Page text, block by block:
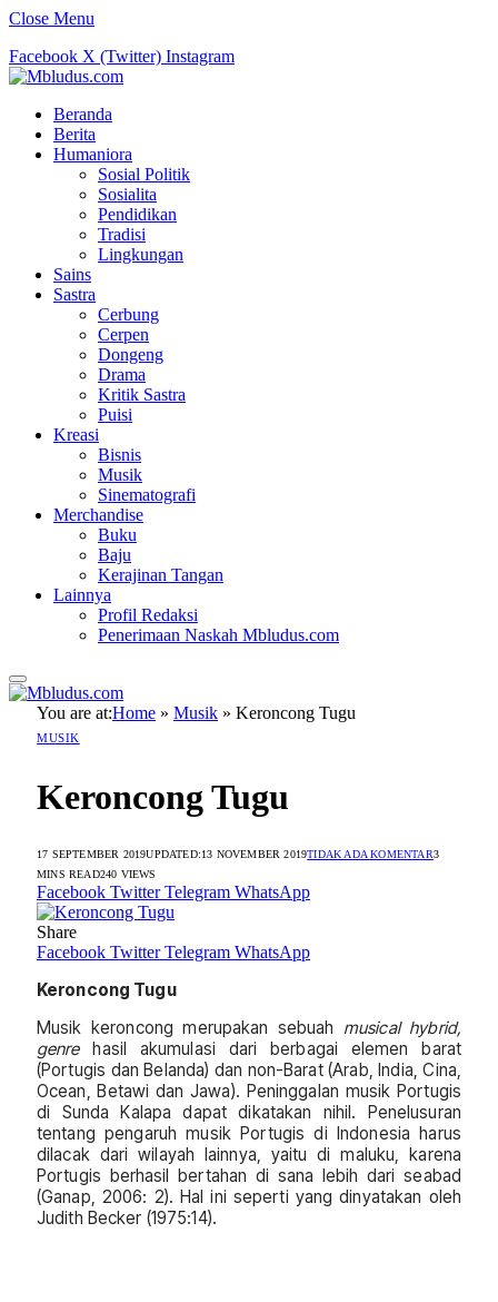
Close Menu
Facebook X (Twitter) Instagram
Beranda
Berita
Humaniora
Sosial Politik
Sosialita
Pendidikan
Tradisi
Lingkungan
Sains
Sastra
Cerbung
Cerpen
Dongeng
Drama
Kritik Sastra
Puisi
Kreasi
Bisnis
Musik
Sinematografi
Merchandise
Buku
Baju
Kerajinan Tangan
Lainnya
Profil Redaksi
Penerimaan Naskah Mbludus.com
You are at:Home » Musik » Keroncong Tugu
MUSIK
Keroncong Tugu
17 SEPTEMBER 2019UPDATED:13 NOVEMBER 2019TIDAK ADA KOMENTAR3
MINS READ240 VIEWS
Facebook Twitter Telegram WhatsApp
Share
Facebook Twitter Telegram WhatsApp
Keroncong Tugu
Musik keroncong merupakan sebuah musical hybrid,
genre hasil akumulasi dari berbagai elemen barat
(Portugis dan Belanda) dan non-Barat (Arab, India, Cina,
Ocean, Betawi dan Jawa). Peninggalan musik Portugis
di Sunda Kalapa dapat dikatakan nihil. Penelusuran
tentang pengaruh musik Portugis di Indonesia harus
dilacak dari wilayah lainnya, yaitu di maluku, karena
Portugis berhasil bertahan di sana lebih dari seabad
(Ganap, 2006: 2). Hal ini seperti yang dinyatakan oleh
Judith Becker (1975:14).